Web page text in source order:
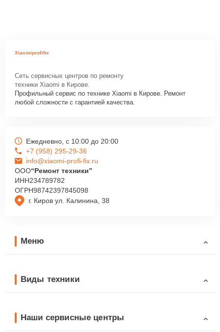
Xiaomiprofifix
Сеть сервисных центров по ремонту
техники Xiaomi в Кирове.
Профильный сервис по технике Xiaomi в Кирове. Ремонт
любой сложности с гарантией качества.
г. Киров ул. Калинина, 38
Ежедневно, с 10:00 до 20:00
+7 (958) 295-29-36
info@xiaomi-profi-fix.ru
ООО“Ремонт техники”
ИНН234789782
ОГРН98742397845098
Меню
Виды техники
Наши сервисные центры